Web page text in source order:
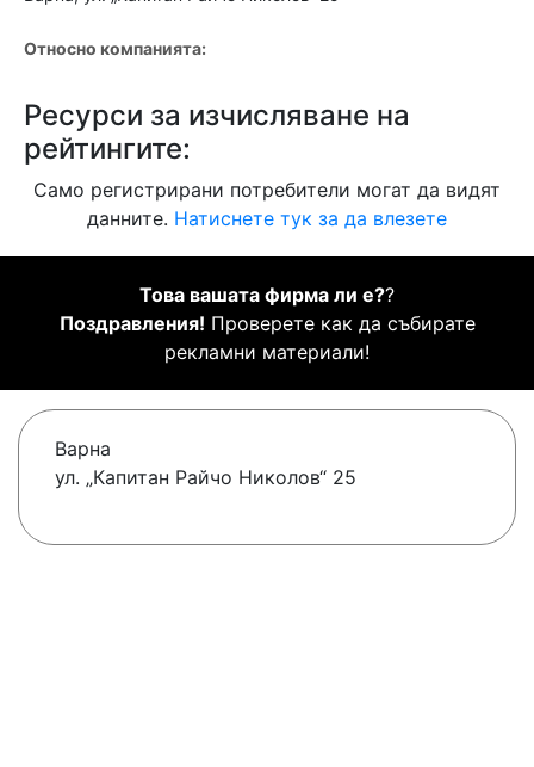
Относно компанията:
Ресурси за изчисляване на
рейтингите:
Само регистрирани потребители могат да видят
данните. Натиснете тук за да влезете
Това вашата фирма ли е??
Поздравления! Проверете как да събирате
рекламни материали!
Варна
ул. „Капитан Райчо Николов“ 25